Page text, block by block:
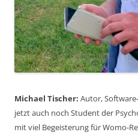
Michael Tischer: Autor,
jetzt auch noch Student der
mit viel Begeisterung für Womo-